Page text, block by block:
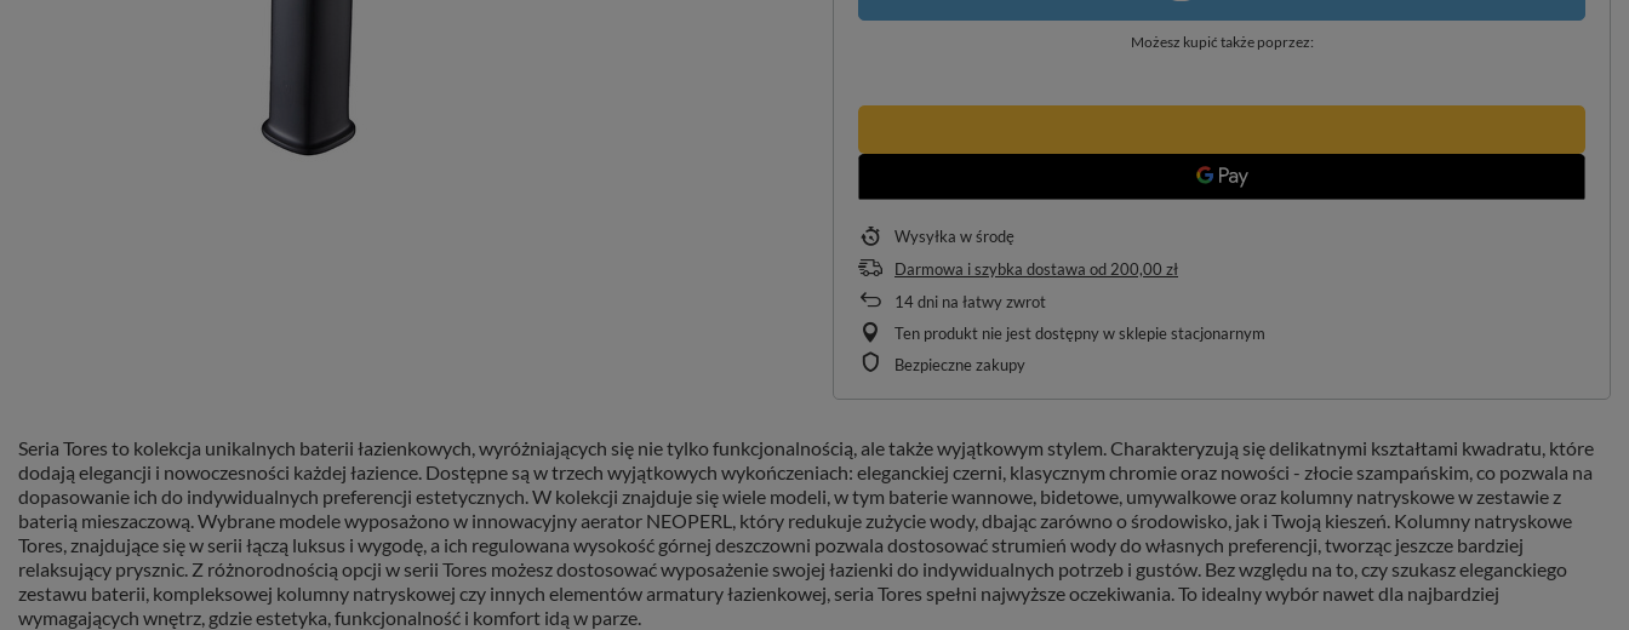
Możesz kupić także poprzez:
Wysyłka w środę
Darmowa i szybka dostawa od 200,00 zł
14dni na łatwy zwrot
Ten produkt nie jest dostępny w sklepie stacjonarnym
Bezpieczne zakupy
Seria Tores to kolekcja unikalnych baterii łazienkowych, wyróżniających się nie tylko funkcjonalnością, ale także wyjątkowym stylem. Charakteryzują się delikatnymi kształtami kwadratu, które
dodają elegancji i nowoczesności każdej łazience. Dostępne są w trzech wyjątkowych wykończeniach: eleganckiej czerni, klasycznym chromie oraz nowości - złocie szampańskim, co pozwala na
dopasowanie ich do indywidualnych preferencji estetycznych. W kolekcji znajduje się wiele modeli, w tym baterie wannowe, bidetowe, umywalkowe oraz kolumny natryskowe w zestawie z
baterią mieszaczową. Wybrane modele wyposażono w innowacyjny aerator NEOPERL, który redukuje zużycie wody, dbając zarówno o środowisko, jak i Twoją kieszeń. Kolumny natryskowe
Tores, znajdujące się w serii łączą luksus i wygodę, a ich regulowana wysokość górnej deszczowni pozwala dostosować strumień wody do własnych preferencji, tworząc jeszcze bardziej
relaksujący prysznic. Z różnorodnością opcji w serii Tores możesz dostosować wyposażenie swojej łazienki do indywidualnych potrzeb i gustów. Bez względu na to, czy szukasz eleganckiego
zestawu baterii, kompleksowej kolumny natryskowej czy innych elementów armatury łazienkowej, seria Tores spełni najwyższe oczekiwania. To idealny wybór nawet dla najbardziej
wymagających wnętrz, gdzie estetyka, funkcjonalność i komfort idą w parze.